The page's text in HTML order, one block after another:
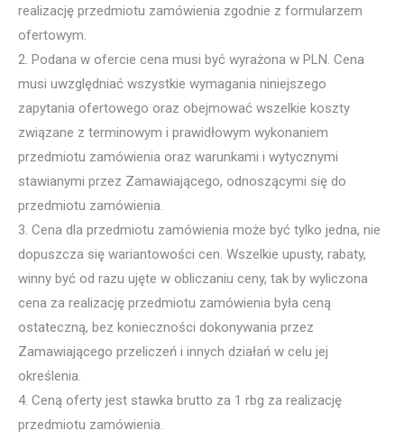
realizację przedmiotu zamówienia zgodnie z formularzem
ofertowym.
2. Podana w ofercie cena musi być wyrażona w PLN. Cena
musi uwzględniać wszystkie wymagania niniejszego
zapytania ofertowego oraz obejmować wszelkie koszty
związane z terminowym i prawidłowym wykonaniem
przedmiotu zamówienia oraz warunkami i wytycznymi
stawianymi przez Zamawiającego, odnoszącymi się do
przedmiotu zamówienia.
3. Cena dla przedmiotu zamówienia może być tylko jedna, nie
dopuszcza się wariantowości cen. Wszelkie upusty, rabaty,
winny być od razu ujęte w obliczaniu ceny, tak by wyliczona
cena za realizację przedmiotu zamówienia była ceną
ostateczną, bez konieczności dokonywania przez
Zamawiającego przeliczeń i innych działań w celu jej
określenia.
4. Ceną oferty jest stawka brutto za 1 rbg za realizację
przedmiotu zamówienia.